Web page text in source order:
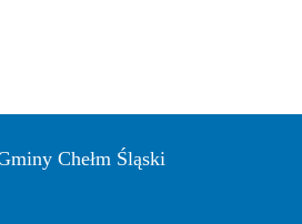
Chełm Śląski